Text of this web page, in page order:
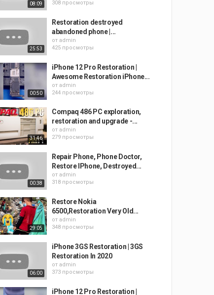
08:09 308 просмотры
25:53
Restoration destroyed
abandoned phone |...
от admin
425 просмотры
00:50
iPhone 12 Pro Restoration |
Awesome Restoration iPhone...
от admin
244 просмотры
31:46
Compaq 486 PC exploration,
restoration and upgrade -...
от admin
279 просмотры
00:38
Repair Phone, Phone Doctor,
Restore IPhone, Destroyed...
от admin
318 просмотры
29:05
Restore Nokia
6500,Restoration Very Old...
от admin
348 просмотры
06:00
iPhone 3GS Restoration | 3GS
Restoration In 2020
от admin
373 просмотры
iPhone 12 Pro Restoration |